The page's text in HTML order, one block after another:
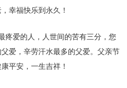
幸福快乐到永久！
疼爱的人，人世间的苦有三分，您
爱，辛劳汗水最多的父爱。父亲节
平安，一生吉祥！